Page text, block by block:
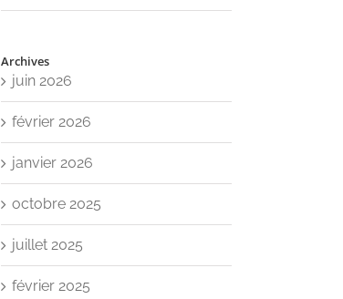
Archives
juin 2026
février 2026
janvier 2026
octobre 2025
juillet 2025
février 2025